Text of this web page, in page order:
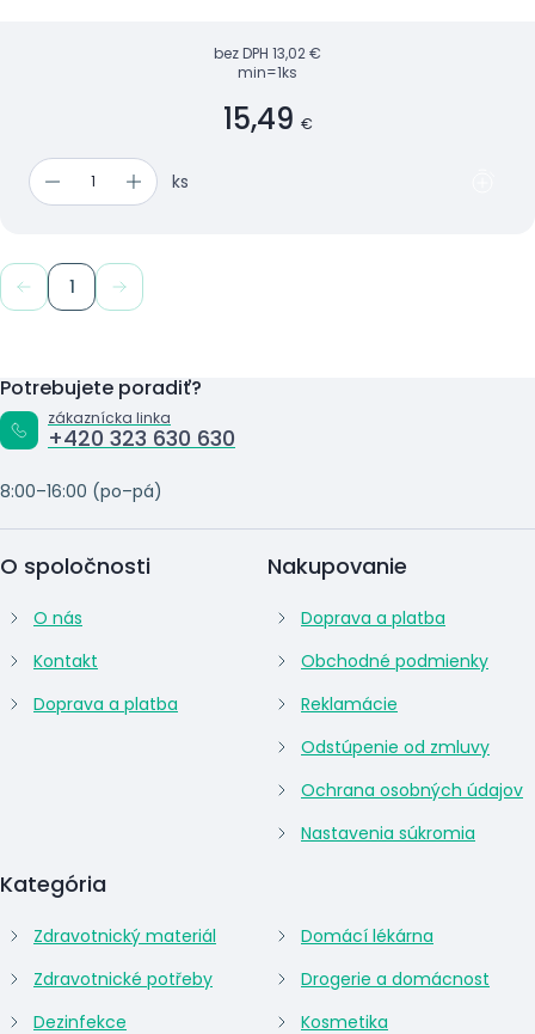
bez DPH 13,02 €
min=1ks
15,49 €
ks
1
Potrebujete poradiť?
zákaznícka linka
+420 323 630 630
8:00–16:00 (po–pá)
O spoločnosti
O nás
Kontakt
Doprava a platba
Kategória
Zdravotnický materiál
Zdravotnické potřeby
Dezinfekce
Domácí lékárna
Drogerie a domácnost
Kosmetika
Nakupovanie
Doprava a platba
Obchodné podmienky
Reklamácie
Odstúpenie od zmluvy
Ochrana osobných údajov
Nastavenia súkromia